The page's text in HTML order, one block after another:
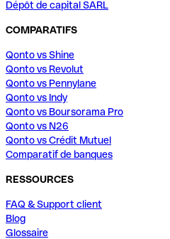
Dépôt de capital SARL
COMPARATIFS
Qonto vs Shine
Qonto vs Revolut
Qonto vs Pennylane
Qonto vs Indy
Qonto vs Boursorama Pro
Qonto vs N26
Qonto vs Crédit Mutuel
Comparatif de banques
RESSOURCES
FAQ & Support client
Blog
Glossaire